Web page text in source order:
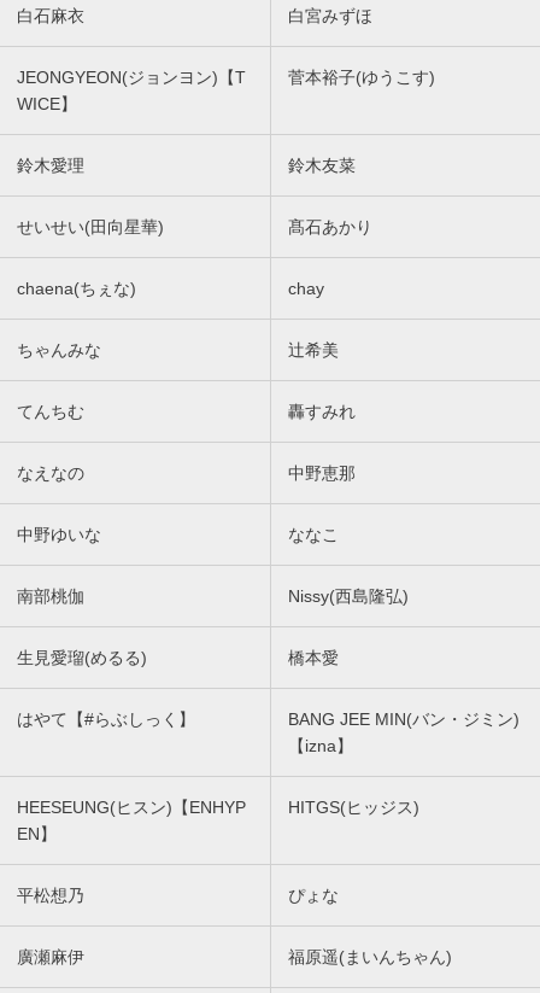
白石麻衣 白宮みずほ
JEONGYEON(ジョンヨン)【T
WICE】
菅本裕子(ゆうこす)
鈴木愛理 鈴木友菜
せいせい(田向星華) 髙石あかり
chaena(ちぇな) chay
ちゃんみな 辻希美
てんちむ 轟すみれ
なえなの 中野恵那
中野ゆいな ななこ
南部桃伽 Nissy(西島隆弘)
生見愛瑠(めるる) 橋本愛
はやて【#らぶしっく】
BANG JEE MIN(バン・ジミン)
【izna】
HEESEUNG(ヒスン)【ENHYP
EN】
HITGS(ヒッジス)
平松想乃 ぴょな
廣瀬麻伊 福原遥(まいんちゃん)